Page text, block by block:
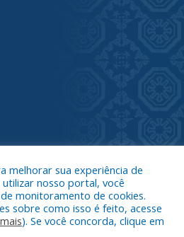
Acessar
melhorar sua experiência de
nosso portal, você
monitoramento de cookies.
sobre como isso é feito, acesse
). Se você concorda, clique em